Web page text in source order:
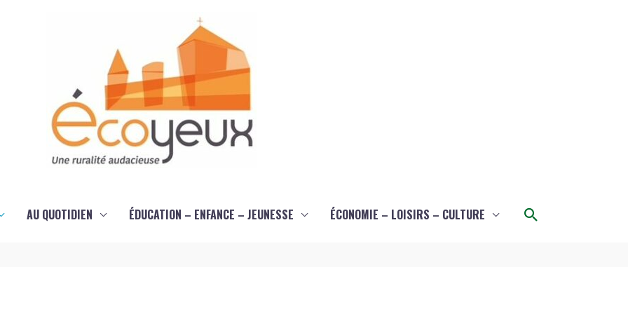
AU QUOTIDIEN ÉDUCATION – ENFANCE – JEUNESSE ÉCONOMIE – LOISIRS – CULTURE Rechercher